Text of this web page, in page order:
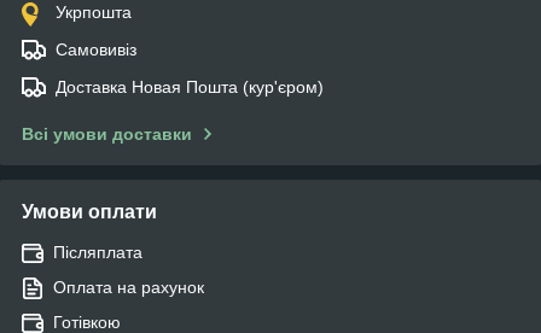
Укрпошта
Самовивіз
Доставка Новая Пошта (кур'єром)
Всі умови доставки
Умови оплати
Післяплата
Оплата на рахунок
Готівкою